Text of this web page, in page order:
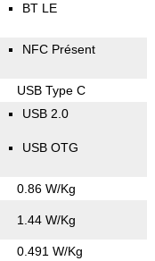
BT LE
NFC Présent
USB Type C
USB 2.0
USB OTG
0.86 W/Kg
1.44 W/Kg
0.491 W/Kg